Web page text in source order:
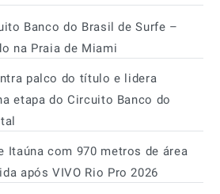
Banco do Brasil de Surfe –
na Praia de Miami
palco do título e lidera
etapa do Circuito Banco do
Itaúna com 970 metros de área
após VIVO Rio Pro 2026